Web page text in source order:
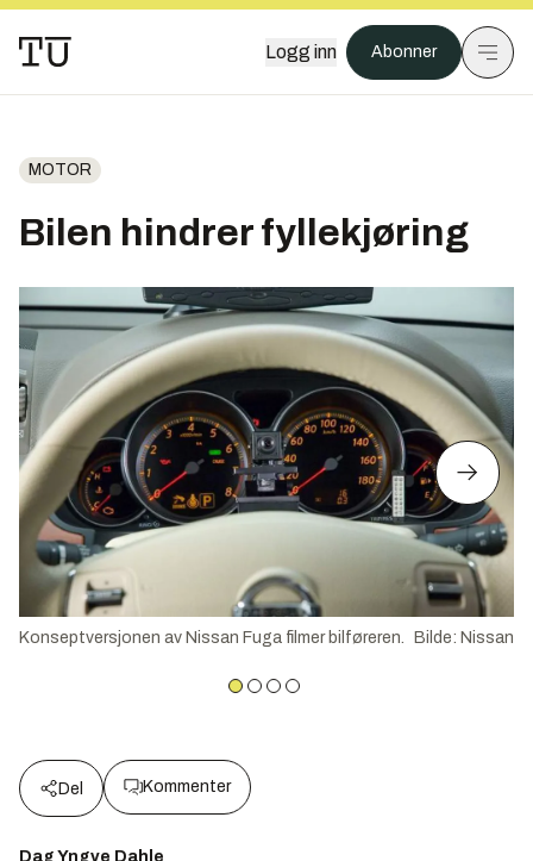
Logg inn Abonner
MOTOR
Bilen hindrer fyllekjøring
Konseptversjonen av Nissan Fuga filmer bilføreren. Bilde: Nissan
Del Kommenter
Dag Yngve Dahle